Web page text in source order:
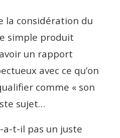
la considération du
simple produit
un rapport
avec ce qu’on
comme « son
sujet…
a-t-il pas un juste